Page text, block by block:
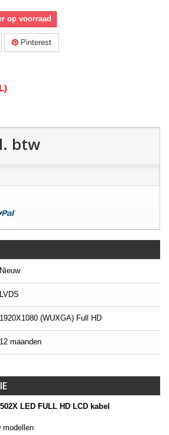
op voorraad
Pinterest
btw
Nieuw
LVDS
1920X1080 (WUXGA) Full HD
12 maanden
LED FULL HD LCD kabel
modellen